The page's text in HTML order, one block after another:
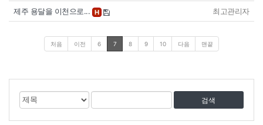
제주 용달을 이천으로... H 최고관리자
처음 이전 6 7 8 9 10 다음 맨끝
게
물
검
색
대
검
어